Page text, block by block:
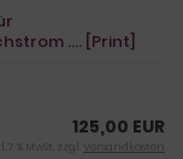
.... [Print]
125,00 EUR
7 % MwSt. zzgl. Versandkosten